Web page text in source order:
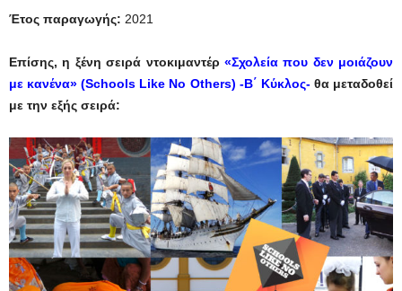
Έτος παραγωγής: 2021
Επίσης, η ξένη σειρά ντοκιμαντέρ «Σχολεία που δεν μοιάζουν
με κανένα» (Schools Like No Others) -Β΄ Κύκλος-θα μεταδοθεί
με την εξής σειρά: